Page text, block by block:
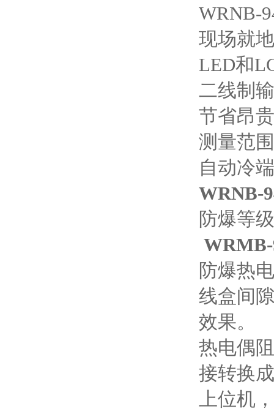
WRNB-
现场就
LED和
二线制
节省昂
测量范
自动冷
WRNB-
防爆等
防爆热
线盒间
效果。
热电偶
接转换
上位机